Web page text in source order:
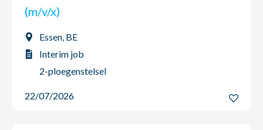
(m/v/x)
Essen, BE
Interim job
2-ploegenstelsel
22/07/2026